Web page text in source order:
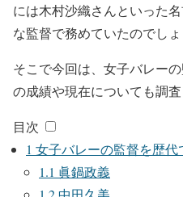
には木村沙織さんといった
な監督で務めていたのでしょ
そこで今回は、女子バレー
の成績や現在についても調査
目次
1 女子バレーの監督を歴代
1.1 眞鍋政義